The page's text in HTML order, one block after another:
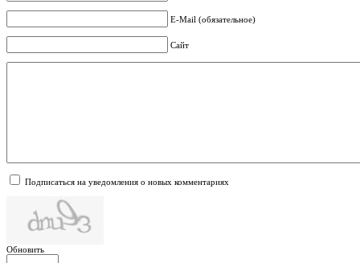
E-Mail (обязательное)
Сайт
Подписаться на уведомления о новых комментариях
Обновить